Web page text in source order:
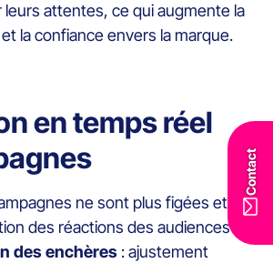
Contact
leurs attentes, ce qui augmente la
la confiance envers la marque.
en temps réel
ne sont plus figées et
des réactions des audiences :
des enchères : ajustement